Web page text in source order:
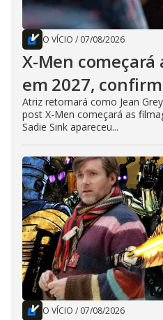
O VÍCIO / 07/08/2026
X-Men
em 2027,
Atriz retornará como Jean
post X-Men começará as
Sadie Sink apareceu...
O VÍCIO / 07/08/2026